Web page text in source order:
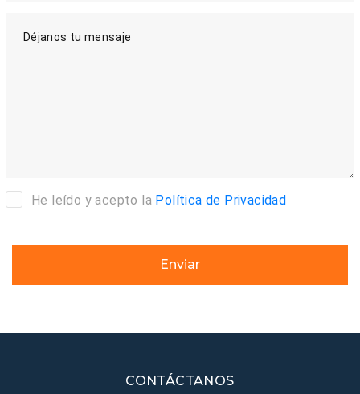
Déjanos tu mensaje
He leído y acepto la Política de Privacidad
Enviar
CONTÁCTANOS